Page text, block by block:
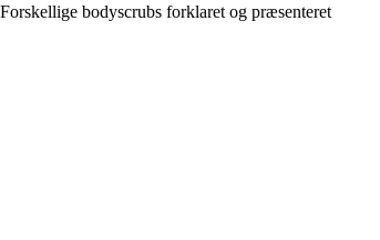
Forskellige bodyscrubs forklaret og præsenteret